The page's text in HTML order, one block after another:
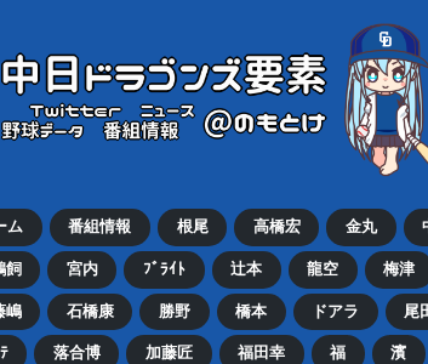
ム 番組情報 根尾 高橋宏 金丸
飼 宮内 ﾌﾞﾗｲﾄ 辻本 龍空 梅津
嶋 石橋康 勝野 橋本 ドアラ 尾
落合博 加藤匠 福田幸 福 濱